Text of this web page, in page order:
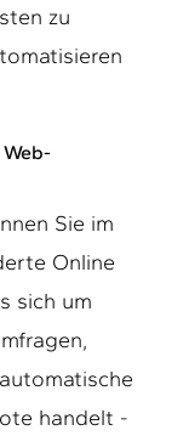
zu
Sie im
Online
sich um
handelt -